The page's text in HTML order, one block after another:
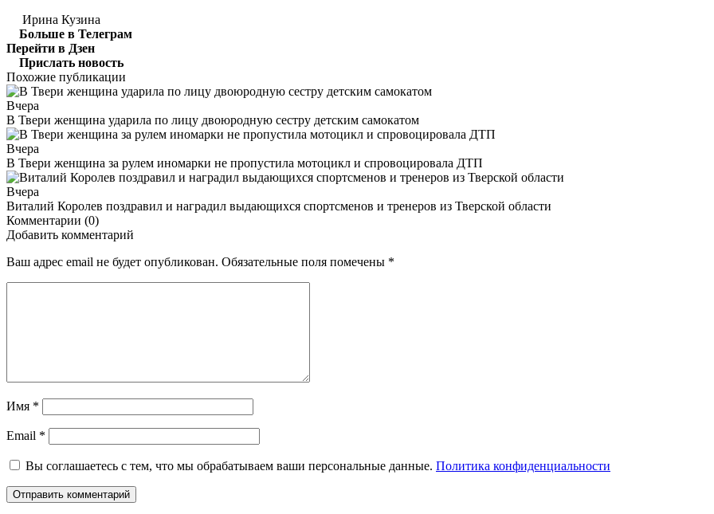
Ирина Кузина
Больше в Телеграм
Перейти в Дзен
Прислать новость
Похожие публикации
Вчера
В Твери женщина ударила по лицу двоюродную сестру детским самокатом
Вчера
В Твери женщина за рулем иномарки не пропустила мотоцикл и спровоцировала ДТП
Вчера
Виталий Королев поздравил и наградил выдающихся спортсменов и тренеров из Тверской области
Комментарии (0)
Добавить комментарий
Ваш адрес email не будет опубликован. Обязательные поля помечены *
Имя *
Email *
Вы соглашаетесь с тем, что мы обрабатываем ваши персональные данные. Политика конфиденциальности